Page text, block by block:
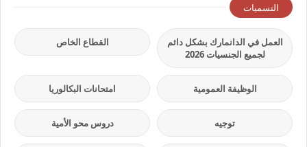
التسميات
العمل في الدانمارك بشكل دائم
لجميع الجنسيات 2026
القطاع الخاص
الوظيفة العمومية امتحانات البكالوريا
توجيه دروس محو الأمية